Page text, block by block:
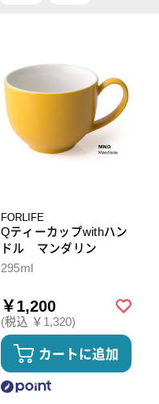
FORLIFE
Qティーカップwithハン
ドル マンダリン
295ml
￥1,200
(税込 ￥1,320)
カートに追加